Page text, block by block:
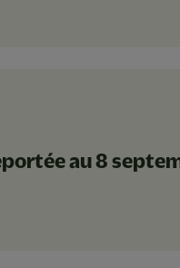
au 8